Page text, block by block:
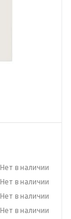
Нет в наличии
Нет в наличии
Нет в наличии
Нет в наличии